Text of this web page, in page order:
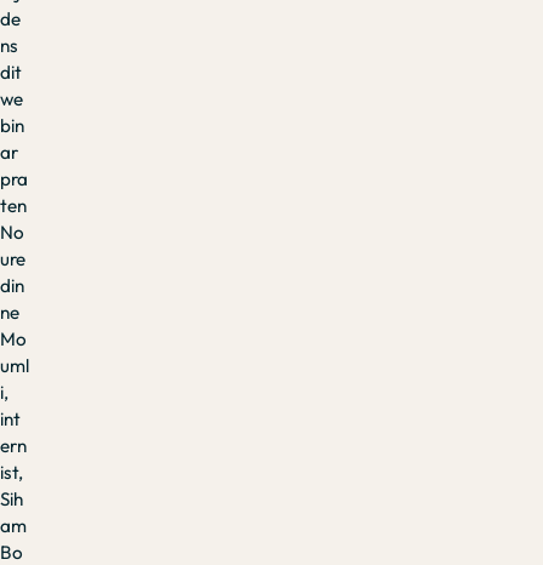
de
ns
dit
we
bin
ar
pra
ten
No
ure
din
ne
Mo
uml
i,
int
ern
ist,
Sih
am
Bo